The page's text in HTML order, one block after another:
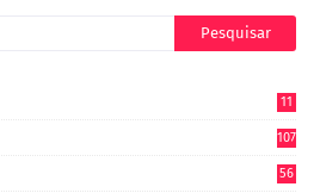
11
107
56